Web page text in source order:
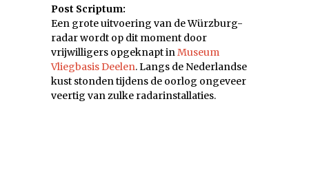
Post Scriptum:
Een grote uitvoering van de Würzburg-
radar wordt op dit moment door
vrijwilligers opgeknapt inMuseum
Vliegbasis Deelen. Langs de Nederlandse
kust stonden tijdens de oorlog ongeveer
veertig van zulke radarinstallaties.